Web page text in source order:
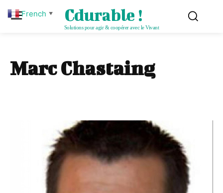
Cdurable !
Solutions pour agir & coopérer avec le Vivant
Marc Chastaing
French ▼